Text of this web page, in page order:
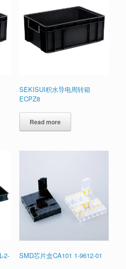
SEKISUI积水导电周转箱
ECPZ8
Read more
2-
SMD芯片盒CA101 1-9612-01